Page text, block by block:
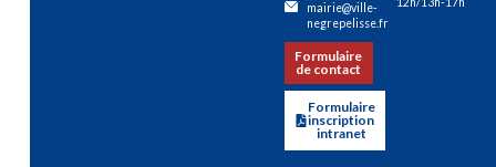
mairie@ville-
negrepelisse.fr
Formulaire
de contact
Formulaire
inscription
intranet